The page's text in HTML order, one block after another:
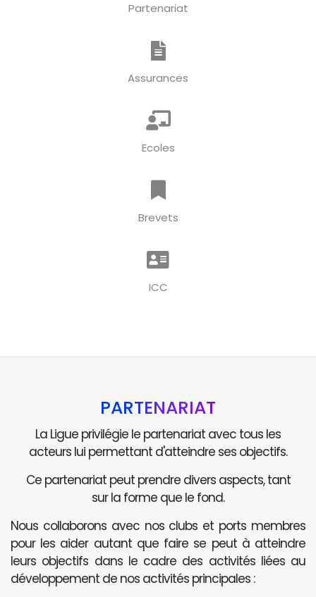
Partenariat
Assurances
Ecoles
Brevets
ICC
PARTENARIAT
La Ligue privilégie le partenariat avec tous les
acteurs lui permettant d'atteindre ses objectifs.
Ce partenariat peut prendre divers aspects, tant
sur la forme que le fond.
Nous collaborons avec nos clubs et ports membres
pour les aider autant que faire se peut à atteindre
leurs objectifs dans le cadre des activités liées au
développement de nos activités principales :